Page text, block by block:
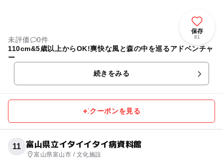
保存
81
未評価
0件
110cm&5歳以上からOK!爽快な風と森の中を巡るアドベンチャ
ー
続きをみる
クーポンを見る
11 富山県立イタイイタイ病資料館
富山県富山市 / 文化施設